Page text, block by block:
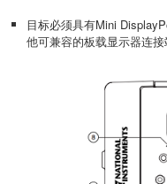
目标必须具有Mini
他可兼容的板载显示器连接